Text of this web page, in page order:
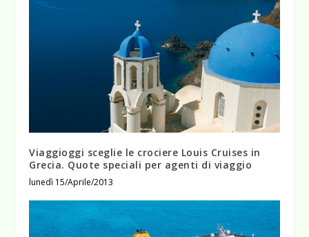
Viaggioggi sceglie le crociere Louis Cruises in
Grecia. Quote speciali per agenti di viaggio
lunedì 15/Aprile/2013